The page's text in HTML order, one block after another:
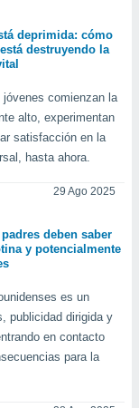
deprimida: cómo
destruyendo la
comienzan la
alto, experimentan
satisfacción en la
hasta ahora.
29 Ago 2025
deben saber
y potencialmente
es un
publicidad dirigida y
en contacto
para la